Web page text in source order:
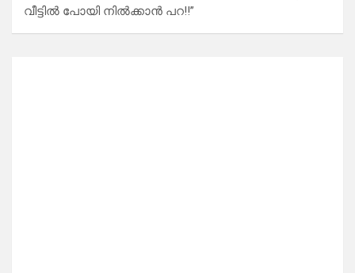
വീട്ടിൽ പോയി നിൽക്കാൻ പറ!!”